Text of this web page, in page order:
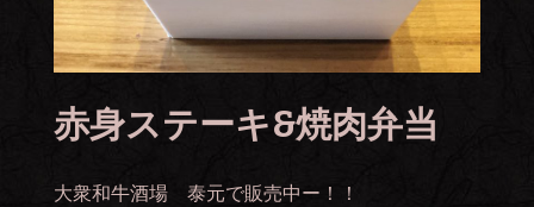
赤身ステーキ&焼肉弁当
大衆和牛酒場 泰元で販売中ー！！